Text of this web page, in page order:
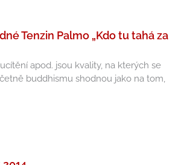
Tenzin Palmo „Kdo tu tahá za
apod. jsou kvality, na kterých se
buddhismu shodnou jako na tom,